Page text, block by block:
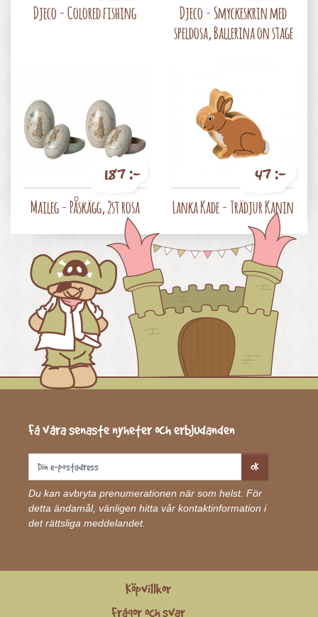
Djeco - Colored fishing
Djeco - Smyckeskrin med
speldosa, Ballerina on stage
187 :-
Maileg - Påskägg, 2st rosa
47 :-
Lanka Kade - Trädjur Kanin
Få våra senaste nyheter och erbjudanden
OK
Du kan avbryta prenumerationen när som helst. För
detta ändamål, vänligen hitta vår kontaktinformation i
det rättsliga meddelandet.
Köpvillkor
Frågor och svar